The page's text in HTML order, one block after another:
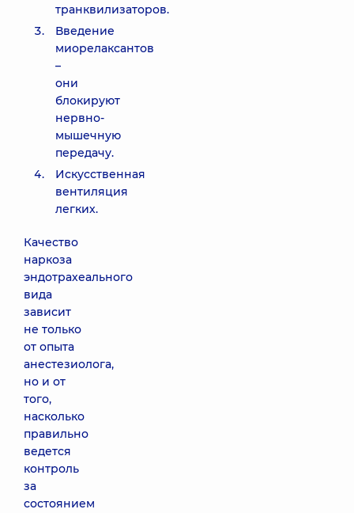
транквилизаторов.
Введение
миорелаксантов
–
они
блокируют
нервно-
мышечную
передачу.
Искусственная
вентиляция
легких.
Качество
наркоза
эндотрахеального
вида
зависит
не только
от опыта
анестезиолога,
но и от
того,
насколько
правильно
ведется
контроль
за
состоянием